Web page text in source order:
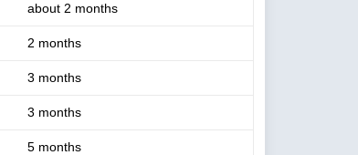
about 2 months
2 months
3 months
3 months
5 months